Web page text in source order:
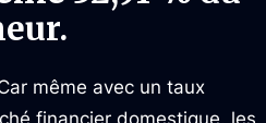
même avec un taux
financier domestique, les